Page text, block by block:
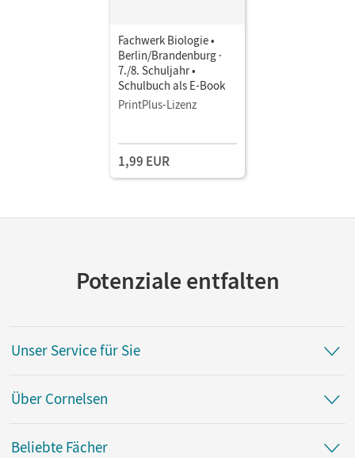
Fachwerk Biologie •
Berlin/Brandenburg ·
7./8. Schuljahr •
Schulbuch als E-Book
PrintPlus-Lizenz
1,99 EUR
Potenziale entfalten
Unser Service für Sie
Über Cornelsen
Beliebte Fächer